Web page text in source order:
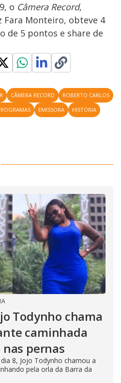
o Câmera Record,
Fara Monteiro, obteve 4
de 5 pontos e share de
CÂMERA RECORD
ROBERTO CARLOS
EMISSORA
HISTÓRIA
Todynho chama
caminhada
pernas
8, Jojo Todynho chamou a
pela orla da Barra da